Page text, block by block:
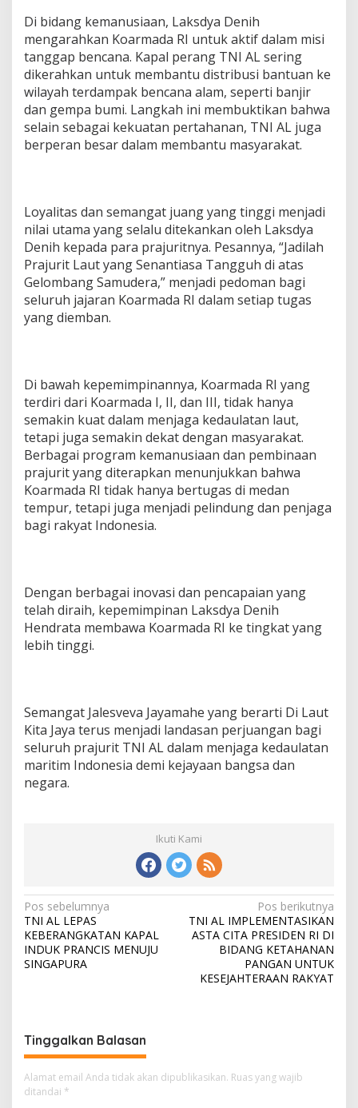
Di bidang kemanusiaan, Laksdya Denih
mengarahkan Koarmada RI untuk aktif dalam misi
tanggap bencana. Kapal perang TNI AL sering
dikerahkan untuk membantu distribusi bantuan ke
wilayah terdampak bencana alam, seperti banjir
dan gempa bumi. Langkah ini membuktikan bahwa
selain sebagai kekuatan pertahanan, TNI AL juga
berperan besar dalam membantu masyarakat.
Loyalitas dan semangat juang yang tinggi menjadi
nilai utama yang selalu ditekankan oleh Laksdya
Denih kepada para prajuritnya. Pesannya, “Jadilah
Prajurit Laut yang Senantiasa Tangguh di atas
Gelombang Samudera,” menjadi pedoman bagi
seluruh jajaran Koarmada RI dalam setiap tugas
yang diemban.
Di bawah kepemimpinannya, Koarmada RI yang
terdiri dari Koarmada I, II, dan III, tidak hanya
semakin kuat dalam menjaga kedaulatan laut,
tetapi juga semakin dekat dengan masyarakat.
Berbagai program kemanusiaan dan pembinaan
prajurit yang diterapkan menunjukkan bahwa
Koarmada RI tidak hanya bertugas di medan
tempur, tetapi juga menjadi pelindung dan penjaga
bagi rakyat Indonesia.
Dengan berbagai inovasi dan pencapaian yang
telah diraih, kepemimpinan Laksdya Denih
Hendrata membawa Koarmada RI ke tingkat yang
lebih tinggi.
Semangat Jalesveva Jayamahe yang berarti Di Laut
Kita Jaya terus menjadi landasan perjuangan bagi
seluruh prajurit TNI AL dalam menjaga kedaulatan
maritim Indonesia demi kejayaan bangsa dan
negara.
Ikuti Kami
N
a
v
i
s
i
p
Pos sebelumnya
TNI AL LEPAS
KEBERANGKATAN KAPAL
INDUK PRANCIS MENUJU
SINGAPURA
Pos berikutnya
TNI AL IMPLEMENTASIKAN
ASTA CITA PRESIDEN RI DI
BIDANG KETAHANAN
PANGAN UNTUK
KESEJAHTERAAN RAKYAT
Tinggalkan Balasan
Alamat email Anda tidak akan dipublikasikan. Ruas yang wajib
ditandai *